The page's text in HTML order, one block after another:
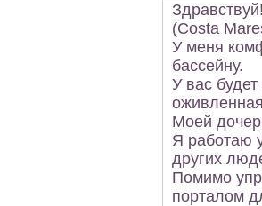
(Costa
У меня
бассейну.
У вас
Моей
Я работаю
других
Помимо
порталом